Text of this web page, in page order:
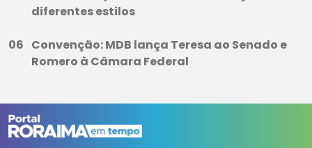
diferentes estilos
Convenção: MDB lança Teresa ao Senado e
Romero à Câmara Federal